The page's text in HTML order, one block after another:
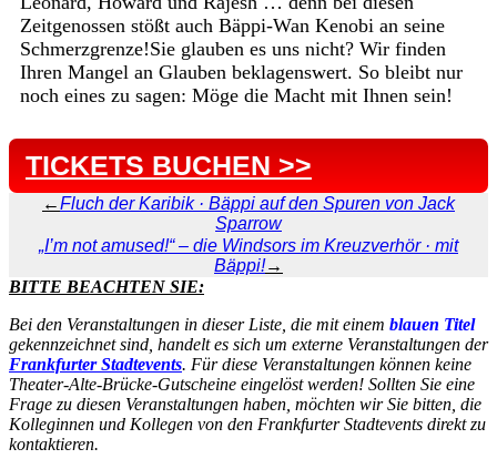
Zeitgenossen stößt auch Bäppi-Wan Kenobi an seine
Schmerzgrenze!Sie glauben es uns nicht? Wir finden
Ihren Mangel an Glauben beklagenswert. So bleibt nur
noch eines zu sagen: Möge die Macht mit Ihnen sein!
TICKETS BUCHEN >>
←Fluch der Karibik · Bäppi auf den Spuren von Jack
Sparrow
„I’m not amused!“ – die Windsors im Kreuzverhör · mit
Bäppi!→
BITTE BEACHTEN SIE:
Bei den Veranstaltungen in dieser Liste, die mit einem blauen Titel
gekennzeichnet sind, handelt es sich um externe Veranstaltungen der
Frankfurter Stadtevents. Für diese Veranstaltungen können keine
Theater-Alte-Brücke-Gutscheine eingelöst werden! Sollten Sie eine
Frage zu diesen Veranstaltungen haben, möchten wir Sie bitten, die
Kolleginnen und Kollegen von den Frankfurter Stadtevents direkt zu
kontaktieren.